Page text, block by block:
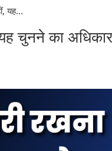
यह...
चुनने का अधिकार